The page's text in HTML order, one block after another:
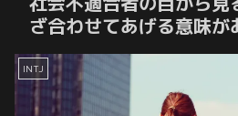
ざ合わせてあげる意味が
INTJ